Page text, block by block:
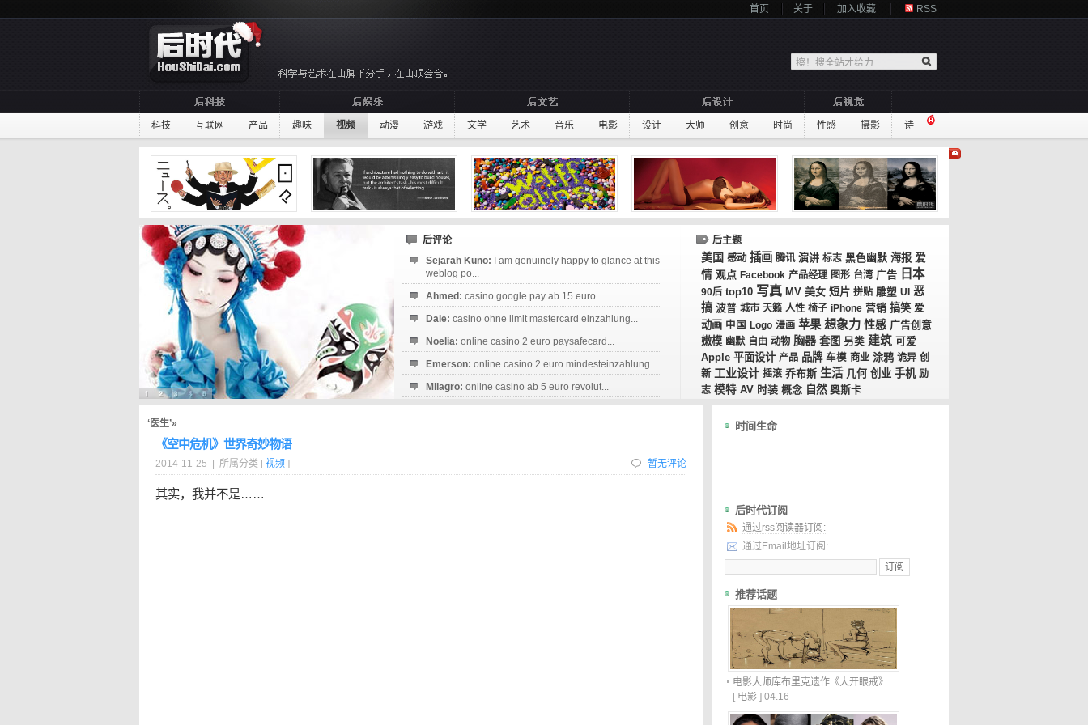
首页 关于 加入收藏 RSS
科技 互联网 产品 趣味 视频 动漫 游戏 文学 艺术 音乐 电影 设计 大师 创意 时尚 性感 摄影 诗
后评论
Sejarah Kuno:
I am genuinely happy to glance at this
weblog po...
Ahmed: casino google pay ab 15 euro...
Dale: casino ohne limit mastercard einzahlung...
Noelia: online casino 2 euro paysafecard...
Emerson: online casino 2 euro mindesteinzahlung...
Milagro: online casino ab 5 euro revolut...
后主题
美国 感动 插画 腾讯 演讲 标志 黑色幽默 海报 爱
情 观点 Facebook 产品经理 图形 台湾 广告 日本
90后 top10 写真 MV 美女 短片 拼贴 雕塑 UI 恶
搞 波普 城市 天籁 人性 椅子 iPhone 营销 搞笑 爱
动画 中国 Logo 漫画 苹果 想象力 性感 广告创意
嫩模 幽默 自由 动物 胸器 套图 另类 建筑 可爱
Apple 平面设计 产品 品牌 车模 商业 涂鸦 诡异 创
新 工业设计 摇滚 乔布斯 生活 几何 创业 手机 励
志 模特 AV 时装 概念 自然 奥斯卡
‘医生’»
《空中危机》世界奇妙物语
2014-11-25 | 所属分类 [ 视频 ] 暂无评论
其实，我并不是……
时间生命
后时代订阅
通过rss阅读器订阅:
通过Email地址订阅:
推荐话题
电影大师库布里克遗作《大开眼戒》
[ 电影 ] 04.16